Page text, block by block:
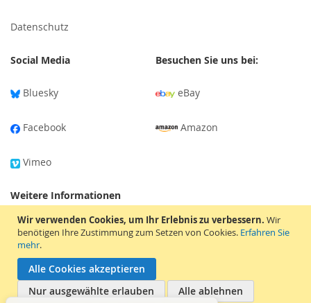
Wir verwenden Cookies, um Ihr Erlebnis zu verbessern. Wir
benötigen Ihre Zustimmung zum Setzen von Cookies. Erfahren Sie
mehr.
Alle Cookies akzeptieren
Nur ausgewählte erlauben
Alle ablehnen
Datenschutz
Social Media
Bluesky
Facebook
Vimeo
Besuchen Sie uns bei:
eBay
Amazon
Weitere Informationen
Versandinformationen
Tonträger-Bewertung
Karriere & Mentorship